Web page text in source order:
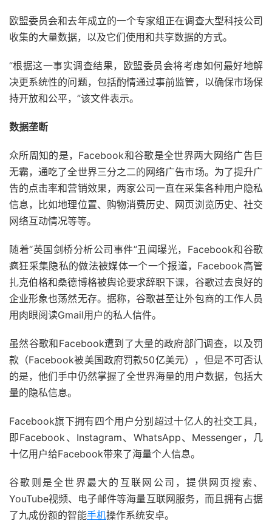
欧盟委员会和去年成立的一个专家组正在调查大型科技公司
收集的大量数据，以及它们使用和共享数据的方式。
“根据这一事实调查结果，欧盟委员会将考虑如何最好地解
决更系统性的问题，包括酌情通过事前监管，以确保市场保
持开放和公平，”该文件表示。
数据垄断
众所周知的是，Facebook和谷歌是全世界两大网络广告巨
无霸，通吃了全世界三分之二的网络广告市场。为了提升广
告的点击率和营销效果，两家公司一直在采集各种用户隐私
信息，比如地理位置、购物消费历史、网页浏览历史、社交
网络互动情况等等。
随着“英国剑桥分析公司事件”丑闻曝光，Facebook和谷歌
疯狂采集隐私的做法被媒体一个一个报道，Facebook高管
扎克伯格和桑德博格被舆论要求辞职下课，谷歌过去良好的
企业形象也荡然无存。据称，谷歌甚至让外包商的工作人员
用肉眼阅读Gmail用户的私人信件。
虽然谷歌和Facebook遭到了大量的政府部门调查，以及罚
款（Facebook被美国政府罚款50亿美元），但是不可否认
的是，他们手中仍然掌握了全世界海量的用户数据，包括大
量的隐私信息。
Facebook旗下拥有四个用户分别超过十亿人的社交工具，
即Facebook、Instagram、WhatsApp、Messenger，几
十亿用户给Facebook带来了海量个人信息。
谷歌则是全世界最大的互联网公司，提供网页搜索、
YouTube视频、电子邮件等海量互联网服务，而且拥有占据
了九成份额的智能手机操作系统安卓。